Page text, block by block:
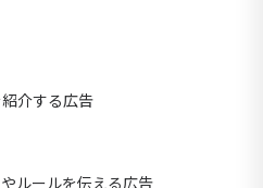
介する広告
ルールを伝える広告